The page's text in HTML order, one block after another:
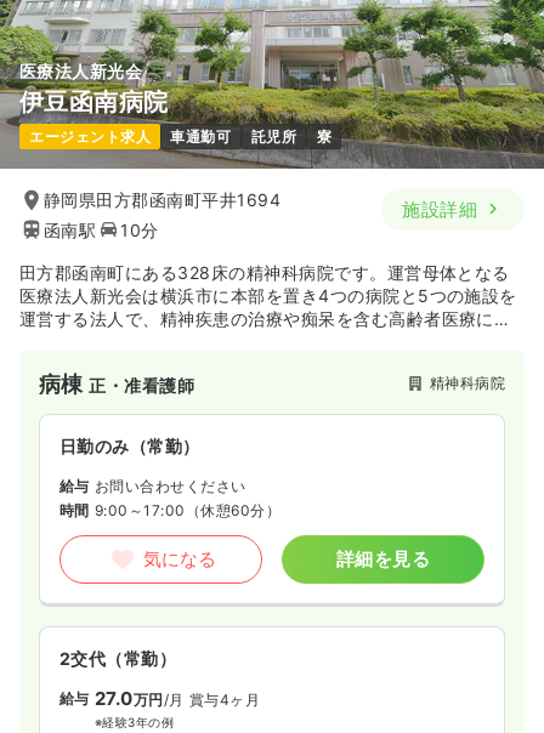
医療法人新光会
伊豆函南病院
エージェント求人 車通勤可 託児所 寮
静岡県田方郡函南町平井1694
函南駅
10分
施設詳細
田方郡函南町にある328床の精神科病院です。運営母体となる
医療法人新光会は横浜市に本部を置き4つの病院と5つの施設を
運営する法人で、精神疾患の治療や痴呆を含む高齢者医療に力
病棟正・准看護師 精神科病院
日勤のみ（常勤）
給与 お問い合わせください
時間 9:00～17:00 （休憩60分）
気になる 詳細を見る
2交代（常勤）
給与 27.0万円 /月 賞与4ヶ月
※経験3年の例